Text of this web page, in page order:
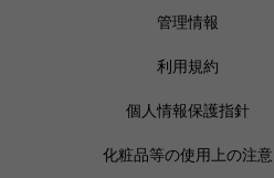
管理情報
利用規約
個人情報保護指針
化粧品等の使用上の注意